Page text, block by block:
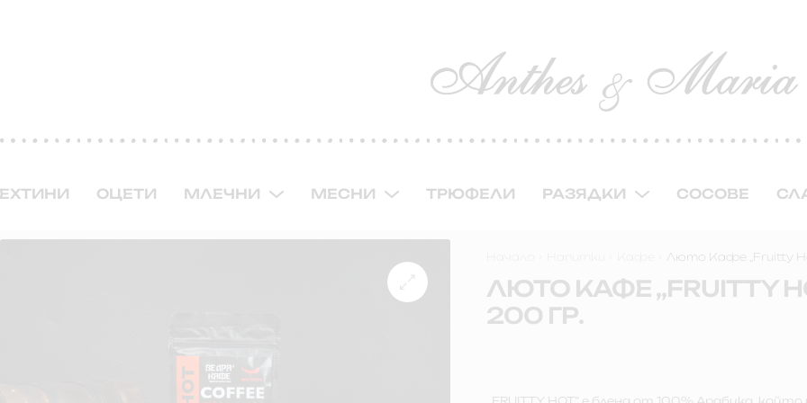
ОЦЕТИ МЛЕЧНИ МЕСНИ ТРЮФЕЛИ РАЗЯДКИ СОСОВЕ
Люто Кафе ,,Fruitty
ЛЮТО КАФЕ ,,FRUITTY
200 ГР.